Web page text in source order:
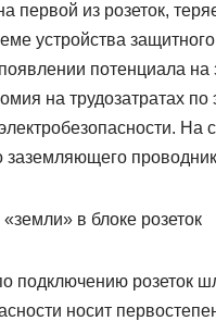
первой из розеток,
устройства
потенциала
на трудозатратах
заземляющего
в блоке розеток
подключению розеток
носит